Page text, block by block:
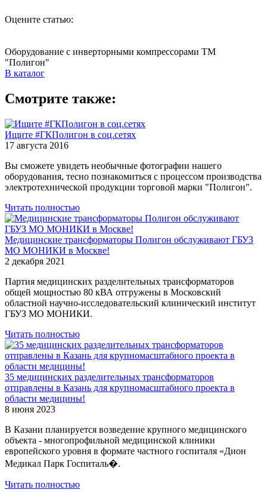
Оцените статью:
Оборудование с инверторными компрессорами ТМ
"Полигон"
В каталог
Смотрите также:
Ищите #ГКПолигон в соц.сетях
17 августа 2016
Вы сможете увидеть необычные фотографии нашего
оборудования, тесно познакомиться с процессом производства
электротехнической продукции торговой марки "Полигон".
Читать полностью
Медицинские трансформаторы Полигон обслуживают ГБУЗ
МО МОНИКИ в Москве!
2 декабря 2021
Партия медицинских разделительных трансформаторов
общей мощностью 80 кВА отгружены в Московский
областной научно-исследовательский клинический институт
ГБУЗ МО МОНИКИ.
Читать полностью
35 медицинских разделительных трансформаторов
отправлены в Казань для крупномасштабного проекта в
области медицины!
8 июня 2023
В Казани планируется возведение крупного медицинского
объекта - многопрофильной медицинской клиники
европейского уровня в формате частного госпиталя «Дион
Медикал Парк Госпиталь�.
Читать полностью